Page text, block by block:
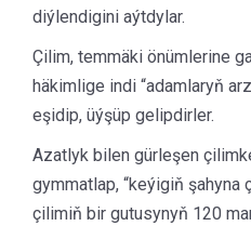
diýlendigini aýtdylar.
Çilim, temmäki önümlerine
häkimlige indi “adamlaryň
eşidip, üýşüp gelipdirler.
Azatlyk bilen gürleşen
gymmatlap, “keýigiň şahyna
çilimiň bir gutusynyň 120